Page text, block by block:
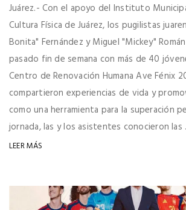
Juárez.- Con el apoyo del Instituto
Cultura Física de Juárez, los pugilistas
Bonita" Fernández y Miguel "Mickey"
pasado fin de semana con más de 40
Centro de Renovación Humana Ave Fénix
compartieron experiencias de vida y
como una herramienta para la superación
jornada, las y los asistentes conocieron las
LEER MÁS